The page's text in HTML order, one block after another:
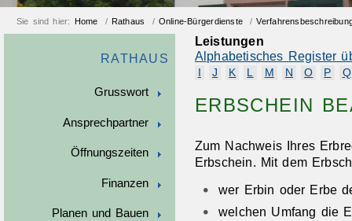
Sie sind hier: Home / Rathaus / Online-Bürgerdienste /
RATHAUS
Grusswort
Ansprechpartner
Öffnungszeiten
Finanzen
Planen und Bauen
Leistungen
Alphabetisches Register
J K L M N O P Q
ERBSCHEIN
Zum Nachweis Ihres
Erbschein. Mit dem
wer Erbin oder Erbe
welchen Umfang die